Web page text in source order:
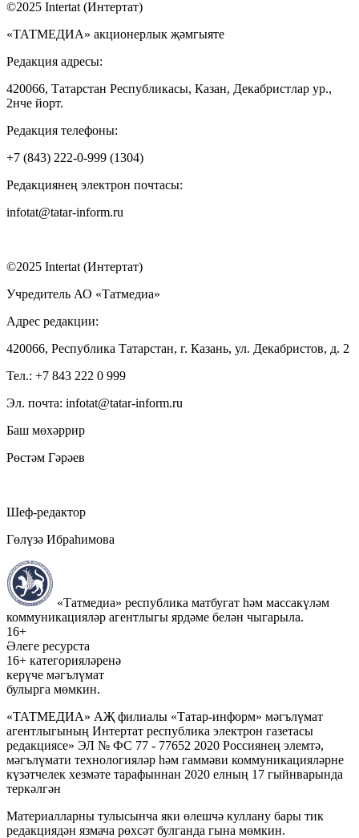
©2025 Intertat (Интертат)
«ТАТМЕДИА» акционерлык җәмгыяте
Редакция адресы:
420066, Татарстан Республикасы, Казан, Декабристлар ур.,
2нче йорт.
Редакция телефоны:
+7 (843) 222-0-999 (1304)
Редакциянең электрон почтасы:
infotat@tatar-inform.ru
©2025 Intertat (Интертат)
Учредитель АО «Татмедиа»
Адрес редакции:
420066, Республика Татарстан, г. Казань, ул. Декабристов, д. 2
Тел.: +7 843 222 0 999
Эл. почта: infotat@tatar-inform.ru
Баш мөхәррир
Рөстәм Гәрәев
Шеф-редактор
Гөлүзә Ибраһимова
«Татмедиа» республика матбугат һәм массакүләм
коммуникацияләр агентлыгы ярдәме белән чыгарыла.
16+
Әлеге ресурста
16+ категорияләренә
керүче мәгълүмат
булырга мөмкин.
«ТАТМЕДИА» АҖ филиалы «Татар-информ» мәгълүмат
агентлыгының Интертат республика электрон газетасы
редакциясе» ЭЛ № ФС 77 - 77652 2020 Россиянең элемтә,
мәгълүмати технологияләр һәм гаммәви коммуникацияләрне
күзәтчелек хезмәте тарафыннан 2020 елның 17 гыйнварында
теркәлгән
Материалларны тулысынча яки өлешчә куллану бары тик
редакциядән язмача рөхсәт булганда гына мөмкин.